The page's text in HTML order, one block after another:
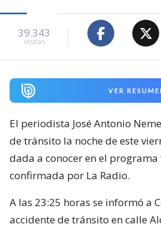
39.343
visitas
VER
El periodista José Antonio
de tránsito la noche de este
dada a conocer en el programa
confirmada por La Radio.
A las 23:25 horas se informó a
accidente de tránsito en calle